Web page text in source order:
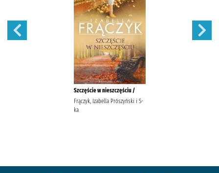
Szczęście w nieszczęściu /
Frączyk, Izabella Prószyński i S-
ka